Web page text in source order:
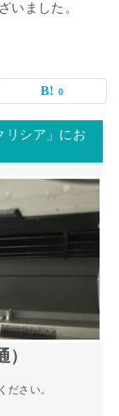
いました。
0
リシア」にお
）
ださい。